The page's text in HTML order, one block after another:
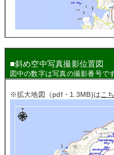
■斜め空中写真撮影位置
図中の数字は写真の撮影番号で
※拡大地図（pdf・1.3MB)はこ